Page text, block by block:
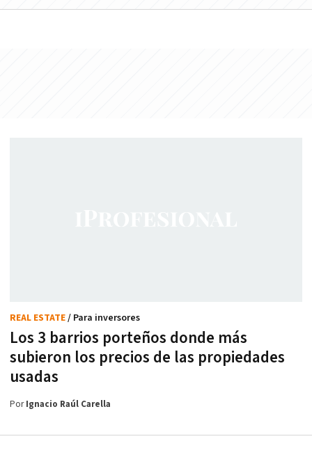
Los 3 barrios porteños donde más
subieron los precios de las propiedades
usadas
REAL ESTATE/ Para inversores
PorIgnacio Raúl Carella